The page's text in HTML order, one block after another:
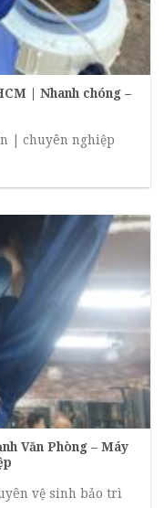
| Nhanh chóng –
| chuyên nghiệp
Văn Phòng – Máy
vệ sinh bảo trì